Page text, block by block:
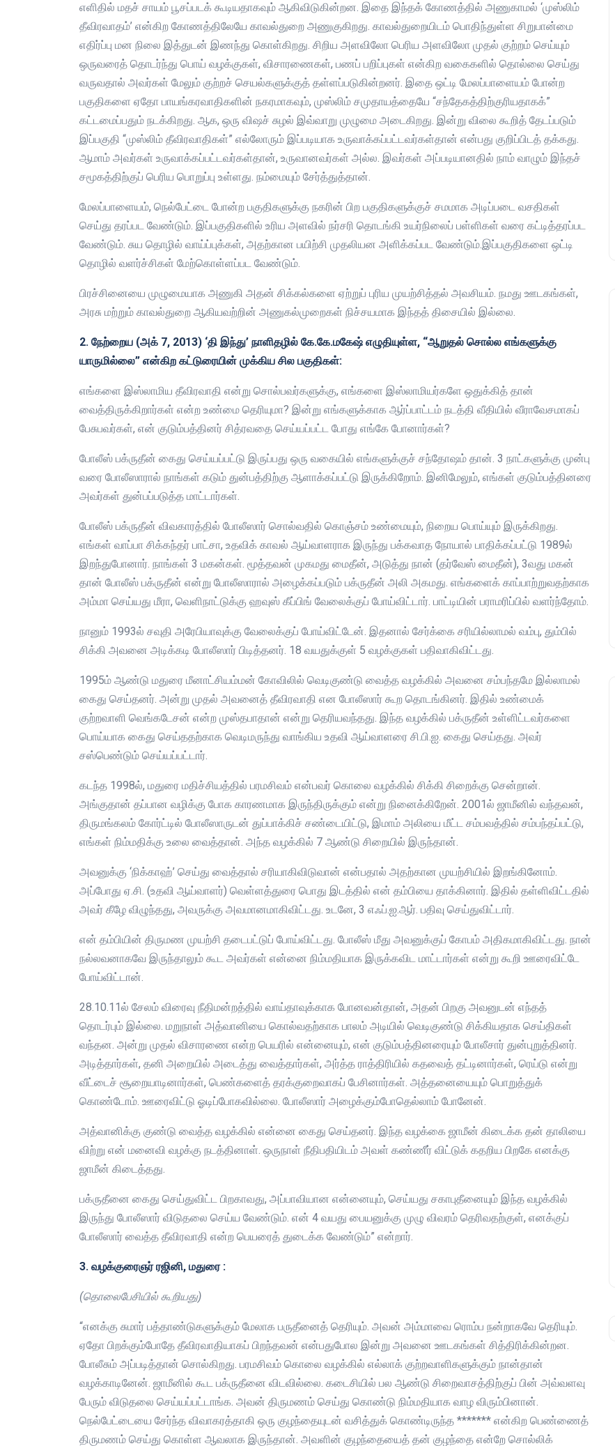
எளிதில் மதச் சாயம் பூசப்படக் கூடியதாகவும் ஆகிவிடுகின்றன. இதை இந்தக் கோணத்தில் அணுகாமல் ‘முஸ்லிம்
தீவிரவாதம்’ என்கிற கோணத்திலேயே காவல்துறை அணுகுகிறது. காவல்துறையிடம் பொதிந்துள்ள சிறுபான்மை
எதிர்ப்பு மன நிலை இத்துடன் இணந்து கொள்கிறது. சிறிய அளவிலோ பெரிய அளவிலோ முதல் குற்றம் செய்யும்
ஒருவரைத் தொடர்ந்து பொய் வழக்குகள், விசாரணைகள், பணப் பறிப்புகள் என்கிற வகைகளில் தொல்லை செய்து
வருவதால் அவர்கள் மேலும் குற்றச் செயல்களுக்குத் தள்ளப்படுகின்றனர். இதை ஒட்டி மேலப்பாளையம் போன்ற
பகுதிகளை ஏதோ பாயங்கரவாதிகளின் நகரமாகவும், முஸ்லிம் சமுதாயத்தையே “சந்தேகத்திற்குரியதாகக்”
கட்டமைப்பதும் நடக்கிறது. ஆக, ஒரு விஷச் சுழல் இவ்வாறு முழுமை அடைகிறது. இன்று விலை கூறித் தேடப்படும்
இப்பகுதி “முஸ்லிம் தீவிரவாதிகள்” எல்லோரும் இப்படியாக உருவாக்கப்பட்டவர்கள்தான் என்பது குறிப்பிடத் தக்கது.
ஆமாம் அவர்கள் உருவாக்கப்பட்டவர்கள்தான், உருவானவர்கள் அல்ல. இவர்கள் அப்படியானதில் நாம் வாழும் இந்தச்
சமூகத்திற்குப் பெரிய பொறுப்பு உள்ளது. நம்மையும் சேர்த்துத்தான்.
மேலப்பாளையம், நெல்பேட்டை போன்ற பகுதிகளுக்கு நகரின் பிற பகுதிகளுக்குச் சமமாக அடிப்படை வசதிகள்
செய்து தரப்பட வேண்டும். இப்பகுதிகளில் உரிய அளவில் நர்சரி தொடங்கி உயர்நிலைப் பள்ளிகள் வரை கட்டித்தரப்பட
வேண்டும். சுய தொழில் வாய்ப்புக்கள், அதற்கான பயிற்சி முதலியன அளிக்கப்பட வேண்டும்.இப்பகுதிகளை ஒட்டி
தொழில் வளர்ச்சிகள் மேற்கொள்ளப்பட வேண்டும்.
பிரச்சினையை முழுமையாக அணுகி அதன் சிக்கல்களை ஏற்றுப் புரிய முயற்சித்தல் அவசியம். நமது ஊடகங்கள்,
அரசு மற்றும் காவல்துறை ஆகியவற்றின் அணுகல்முறைகள் நிச்சயமாக இந்தத் திசையில் இல்லை.
2. நேற்றைய (அக் 7, 2013) ‘தி இந்து’ நாளிதழில் கே.கே.மகேஷ் எழுதியுள்ள, “ஆறுதல் சொல்ல எங்களுக்கு
யாருமில்லை” என்கிற கட்டுரையின் முக்கிய சில பகுதிகள்:
எங்களை இஸ்லாமிய தீவிரவாதி என்று சொல்பவர்களுக்கு, எங்களை இஸ்லாமியர்களே ஒதுக்கித் தான்
வைத்திருக்கிறார்கள் என்ற உண்மை தெரியுமா? இன்று எங்களுக்காக ஆர்ப்பாட்டம் நடத்தி வீதியில் வீராவேசமாகப்
பேசுபவர்கள், என் குடும்பத்தினர் சித்ரவதை செய்யப்பட்ட போது எங்கே போனார்கள்?
போலீஸ் பக்ருதீன் கைது செய்யப்பட்டு இருப்பது ஒரு வகையில் எங்களுக்குச் சந்தோஷம் தான். 3 நாட்களுக்கு முன்பு
வரை போலீஸாரால் நாங்கள் கடும் துன்பத்திற்கு ஆளாக்கப்பட்டு இருக்கிறோம். இனிமேலும், எங்கள் குடும்பத்தினரை
அவர்கள் துன்பப்படுத்த மாட்டார்கள்.
போலீஸ் பக்ருதீன் விவகாரத்தில் போலீஸார் சொல்வதில் கொஞ்சம் உண்மையும், நிறைய பொய்யும் இருக்கிறது.
எங்கள் வாப்பா சிக்கந்தர் பாட்சா, உதவிக் காவல் ஆய்வாளராக இருந்து பக்கவாத நோயால் பாதிக்கப்பட்டு 1989ல்
இறந்துபோனார். நாங்கள் 3 மகன்கள். மூத்தவன் முகமது மைதீன், அடுத்து நான் (தர்வேஸ் மைதீன்), 3வது மகன்
தான் போலீஸ் பக்ருதீன் என்று போலீஸாரால் அழைக்கப்படும் பக்ருதீன் அலி அகமது. எங்களைக் காப்பாற்றுவதற்காக
அம்மா செய்யது மீரா, வெளிநாட்டுக்கு ஹவுஸ் கீப்பிங் வேலைக்குப் போய்விட்டார். பாட்டியின் பராமரிப்பில் வளர்ந்தோம்.
நானும் 1993ல் சவுதி அரேபியாவுக்கு வேலைக்குப் போய்விட்டேன். இதனால் சேர்க்கை சரியில்லாமல் வம்பு, தும்பில்
சிக்கி அவனை அடிக்கடி போலீஸார் பிடித்தனர். 18 வயதுக்குள் 5 வழக்குகள் பதிவாகிவிட்டது.
1995ம் ஆண்டு மதுரை மீனாட்சியம்மன் கோவிலில் வெடிகுண்டு வைத்த வழக்கில் அவனை சம்பந்தமே இல்லாமல்
கைது செய்தனர். அன்று முதல் அவனைத் தீவிரவாதி என போலீஸார் கூற தொடங்கினர். இதில் உண்மைக்
குற்றவாளி வெங்கடேசன் என்ற முஸ்தபாதான் என்று தெரியவந்தது. இந்த வழக்கில் பக்ருதீன் உள்ளிட்டவர்களை
பொய்யாக கைது செய்ததற்காக வெடிமருந்து வாங்கிய உதவி ஆய்வாளரை சி.பி.ஐ. கைது செய்தது. அவர்
சஸ்பெண்டும் செய்யப்பட்டார்.
கடந்த 1998ல், மதுரை மதிச்சியத்தில் பரமசிவம் என்பவர் கொலை வழக்கில் சிக்கி சிறைக்கு சென்றான்.
அங்குதான் தப்பான வழிக்கு போக காரணமாக இருந்திருக்கும் என்று நினைக்கிறேன். 2001ல் ஜாமீனில் வந்தவன்,
திருமங்கலம் கோர்ட்டில் போலீஸாருடன் துப்பாக்கிச் சண்டையிட்டு, இமாம் அலியை மீட்ட சம்பவத்தில் சம்பந்தப்பட்டு,
எங்கள் நிம்மதிக்கு உலை வைத்தான். அந்த வழக்கில் 7 ஆண்டு சிறையில் இருந்தான்.
அவனுக்கு ‘நிக்காஹ்’ செய்து வைத்தால் சரியாகிவிடுவான் என்பதால் அதற்கான முயற்சியில் இறங்கினோம்.
அப்போது ஏ.சி. (உதவி ஆய்வாளர்) வெள்ளத்துரை பொது இடத்தில் என் தம்பியை தாக்கினார். இதில் தள்ளிவிட்டதில்
அவர் கீழே விழுந்தது, அவருக்கு அவமானமாகிவிட்டது. உடனே, 3 எஃப்.ஐ.ஆர். பதிவு செய்துவிட்டார்.
என் தம்பியின் திருமண முயற்சி தடைபட்டுப் போய்விட்டது. போலீஸ் மீது அவனுக்குப் கோபம் அதிகமாகிவிட்டது. நான்
நல்லவனாகவே இருந்தாலும் கூட அவர்கள் என்னை நிம்மதியாக இருக்கவிட மாட்டார்கள் என்று கூறி ஊரைவிட்டே
போய்விட்டான்.
28.10.11ல் சேலம் விரைவு நீதிமன்றத்தில் வாய்தாவுக்காக போனவன்தான், அதன் பிறகு அவனுடன் எந்தத்
தொடர்பும் இல்லை. மறுநாள் அத்வானியை கொல்வதற்காக பாலம் அடியில் வெடிகுண்டு சிக்கியதாக செய்திகள்
வந்தன. அன்று முதல் விசாரணை என்ற பெயரில் என்னையும், என் குடும்பத்தினரையும் போலீசார் துன்புறுத்தினர்.
அடித்தார்கள், தனி அறையில் அடைத்து வைத்தார்கள், அர்த்த ராத்திரியில் கதவைத் தட்டினார்கள், ரெய்டு என்று
வீட்டைச் சூறையாடினார்கள், பெண்களைத் தரக்குறைவாகப் பேசினார்கள். அத்தனையையும் பொறுத்துக்
கொண்டோம். ஊரைவிட்டு ஓடிப்போகவில்லை. போலீஸார் அழைக்கும்போதெல்லாம் போனேன்.
அத்வானிக்கு குண்டு வைத்த வழக்கில் என்னை கைது செய்தனர். இந்த வழக்கை ஜாமீன் கிடைக்க தன் தாலியை
விற்று என் மனைவி வழக்கு நடத்தினாள். ஒருநாள் நீதிபதியிடம் அவள் கண்ணீர் விட்டுக் கதறிய பிறகே எனக்கு
ஜாமீன் கிடைத்தது.
பக்ருதீனை கைது செய்துவிட்ட பிறகாவது, அப்பாவியான என்னையும், செய்யது சகாபுதீனையும் இந்த வழக்கில்
இருந்து போலீஸார் விடுதலை செய்ய வேண்டும். என் 4 வயது பையனுக்கு முழு விவரம் தெரிவதற்குள், எனக்குப்
போலீஸார் வைத்த தீவிரவாதி என்ற பெயரைத் துடைக்க வேண்டும்” என்றார்.
3. வழக்குரைஞர் ரஜினி, மதுரை :
(தொலைபேசியில் கூறியது)
“எனக்கு சுமார் பத்தாண்டுகளுக்கும் மேலாக பருதீனைத் தெரியும். அவன் அம்மாவை ரொம்ப நன்றாகவே தெரியும்.
ஏதோ பிறக்கும்போதே தீவிரவாதியாகப் பிறந்தவன் என்பதுபோல இன்று அவனை ஊடகங்கள் சித்திரிக்கின்றன.
போலீசும் அப்படித்தான் சொல்கிறது. பரமசிவம் கொலை வழக்கில் எல்லாக் குற்றவாளிகளுக்கும் நான்தான்
வழக்காடினேன். ஜாமீனில் கூட பக்ருதீனை விடவில்லை. கடைசியில் பல ஆண்டு சிறைவாசத்திற்குப் பின் அவ்வளவு
பேரும் விடுதலை செய்யப்பட்டாங்க. அவன் திருமணம் செய்து கொண்டு நிம்மதியாக வாழ விரும்பினான்.
நெல்பேட்டையை சேர்ந்த விவாகரத்தாகி ஒரு குழந்தையுடன் வசித்துக் கொண்டிருந்த ******* என்கிற பெண்ணைத்
திருமணம் செய்து கொள்ள ஆவலாக இருந்தான். அவளின் குழந்தையைத் தன் குழந்தை என்றே சொல்லிக்
குணா : அறிஞரல்ல அவர்
பாசிசத்தின் தமிழ் வடிவம்
admin 16 August 2019